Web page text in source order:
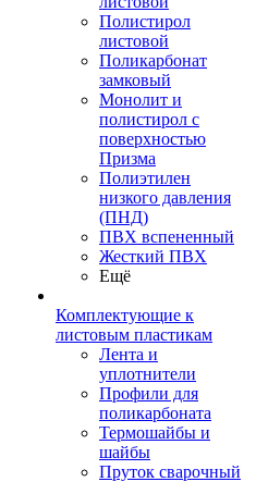
Полистирол
листовой
Поликарбонат
замковый
Монолит и
полистирол с
поверхностью
Призма
Полиэтилен
низкого давления
(ПНД)
ПВХ вспененный
Жесткий ПВХ
Ещё
Комплектующие к
листовым пластикам
Лента и
уплотнители
Профили для
поликарбоната
Термошайбы и
шайбы
Пруток сварочный